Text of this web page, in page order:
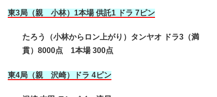
東3局（親 小林）1本場 供託1 ドラ 7ピン
たろう（小林からロン上がり）タンヤオ ドラ3（満
貫）8000点 1本場 300点
東4局（親 沢崎）ドラ 4ピン